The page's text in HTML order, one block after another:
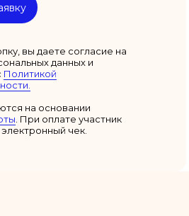
вы даете согласие на
данных и
Политикой
на основании
. При оплате участник
чек.